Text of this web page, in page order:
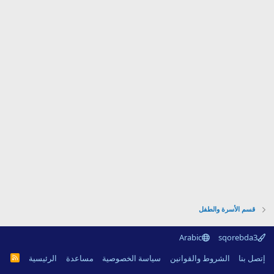
قسم الأسرة والطفل
sqorebda3
Arabic
إتصل بنا
الشروط والقوانين سياسة الخصوصية مساعدة الرئيسية
R
S